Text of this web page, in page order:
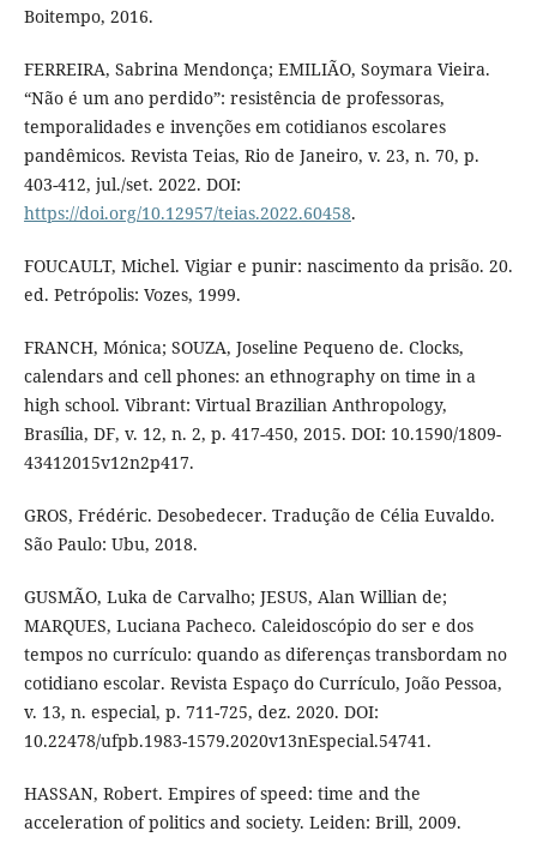
Boitempo, 2016.
FERREIRA, Sabrina Mendonça; EMILIÃO, Soymara Vieira.
“Não é um ano perdido”: resistência de professoras,
temporalidades e invenções em cotidianos escolares
pandêmicos. Revista Teias, Rio de Janeiro, v. 23, n. 70, p.
403-412, jul./set. 2022. DOI:
https://doi.org/10.12957/teias.2022.60458.
FOUCAULT, Michel. Vigiar e punir: nascimento da prisão. 20.
ed. Petrópolis: Vozes, 1999.
FRANCH, Mónica; SOUZA, Joseline Pequeno de. Clocks,
calendars and cell phones: an ethnography on time in a
high school. Vibrant: Virtual Brazilian Anthropology,
Brasília, DF, v. 12, n. 2, p. 417-450, 2015. DOI: 10.1590/1809-
43412015v12n2p417.
GROS, Frédéric. Desobedecer. Tradução de Célia Euvaldo.
São Paulo: Ubu, 2018.
GUSMÃO, Luka de Carvalho; JESUS, Alan Willian de;
MARQUES, Luciana Pacheco. Caleidoscópio do ser e dos
tempos no currículo: quando as diferenças transbordam no
cotidiano escolar. Revista Espaço do Currículo, João Pessoa,
v. 13, n. especial, p. 711-725, dez. 2020. DOI:
10.22478/ufpb.1983-1579.2020v13nEspecial.54741.
HASSAN, Robert. Empires of speed: time and the
acceleration of politics and society. Leiden: Brill, 2009.